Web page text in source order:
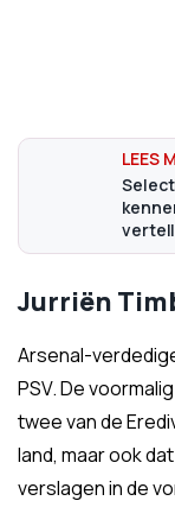
Jurriën
Arsenal-
PSV. De
twee van de
land, maar ook
verslagen in de